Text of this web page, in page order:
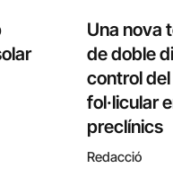
Una nova
de doble
control
fol·licular
preclínics
Redacció